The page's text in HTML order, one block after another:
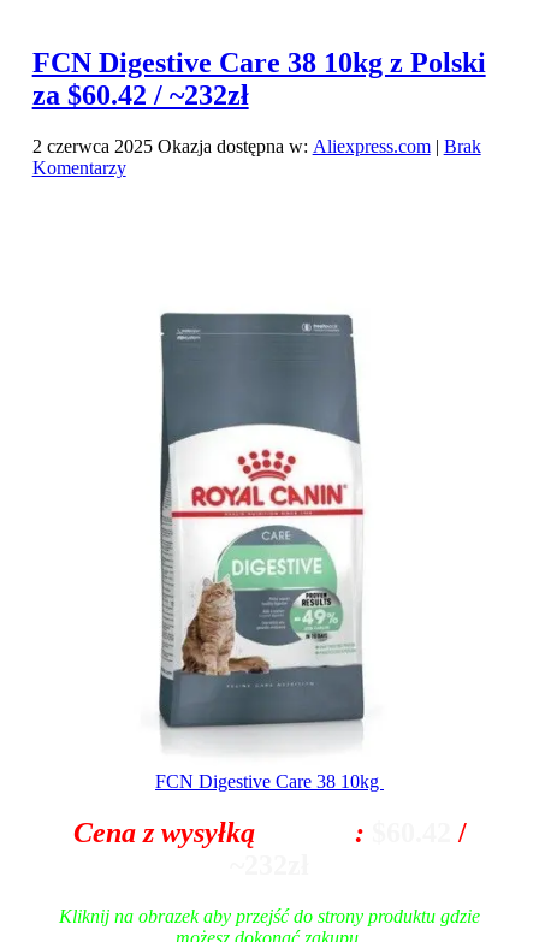
FCN Digestive Care 38 10kg z Polski
za $60.42 / ~232zł
2 czerwca 2025Okazja dostępna w: Aliexpress.com| Brak
Komentarzy
FCN Digestive Care 38 10kg
Cena z wysyłkąz Polski :
/
Kliknij na obrazek aby przejść do strony produktu gdzie
możesz dokonać zakupu.